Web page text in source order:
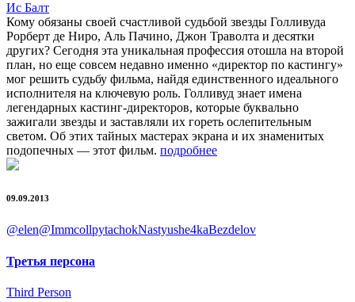
Ис Балт
Кому обязаны своей счастливой судьбой звезды Голливуда
Рорберт де Ниро, Аль Пачино, Джон Траволта и десятки
других? Сегодня эта уникальная профессия отошла на второй
план, но еще совсем недавно именно «директор по кастингу»
мог решить судьбу фильма, найдя единственного идеального
исполнителя на ключевую роль. Голливуд знает имена
легендарных кастинг-директоров, которые буквально
зажигали звезды и заставляли их гореть ослепительным
светом. Об этих тайных мастерах экрана и их знаменитых
подопечных — этот фильм. подробнее
09.09.2013
@elen@ImmcollpytachokNastyushe4kaBezdelov
Третья персона
Third Person